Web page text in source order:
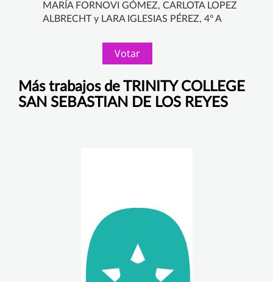
MARÍA FORNOVI GÓMEZ, CARLOTA LOPEZ
ALBRECHT y LARA IGLESIAS PÉREZ, 4º A
Votar
Más trabajos de TRINITY COLLEGE
SAN SEBASTIAN DE LOS REYES